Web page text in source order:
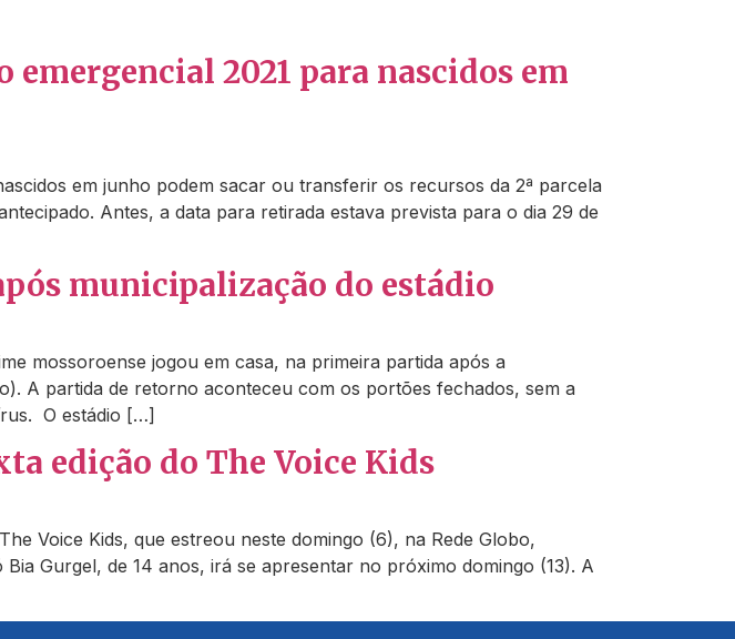
2021 para nascidos em
em junho podem sacar ou transferir os recursos da 2ª parcela
Antes, a data para retirada estava prevista para o dia 29 de
municipalização do estádio
mossoroense jogou em casa, na primeira partida após a
A partida de retorno aconteceu com os portões fechados, sem a
O estádio […]
edição do The Voice Kids
Voice Kids, que estreou neste domingo (6), na Rede Globo,
Gurgel, de 14 anos, irá se apresentar no próximo domingo (13). A